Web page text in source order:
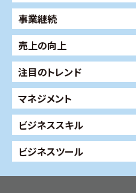
事業継続
売上の向上
注目のトレンド
マネジメント
ビジネススキル
ビジネスツール